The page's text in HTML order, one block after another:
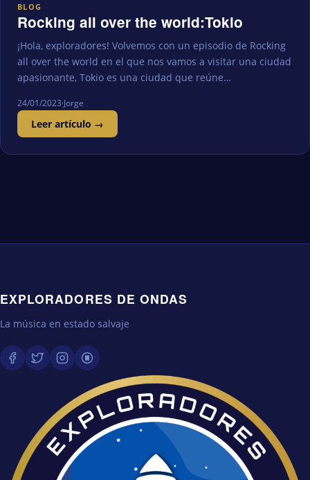
BLOG
Rocking all over the world:Tokio
¡Hola, exploradores! Volvemos con un episodio de Rocking
all over the world en el que nos vamos a visitar una ciudad
apasionante, Tokio es una ciudad que reúne…
24/01/2023·Jorge
Leer artículo →
EXPLORADORES DE ONDAS
La música en estado salvaje